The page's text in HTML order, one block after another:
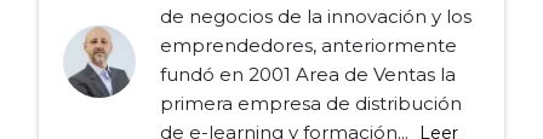
de negocios de la innovación y los
emprendedores, anteriormente
fundó en 2001 Area de Ventas la
primera empresa de distribución
de e-learning y formación...
Leer